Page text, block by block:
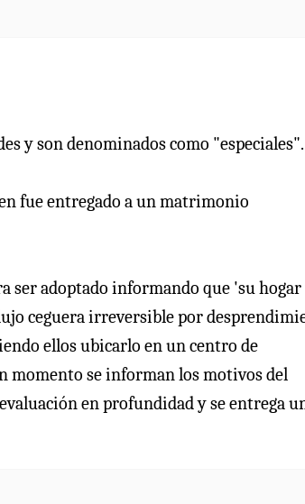
y son denominados como "especiales".
fue entregado a un matrimonio
ser adoptado informando que 'su hogar
ceguera irreversible por
ellos ubicarlo en un centro de
momento se informan los motivos del
en profundidad y se entrega